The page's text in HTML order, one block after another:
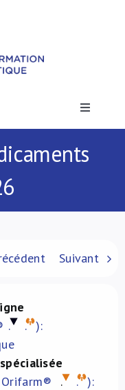
Toggle
Suivant
. . ):
. . ):